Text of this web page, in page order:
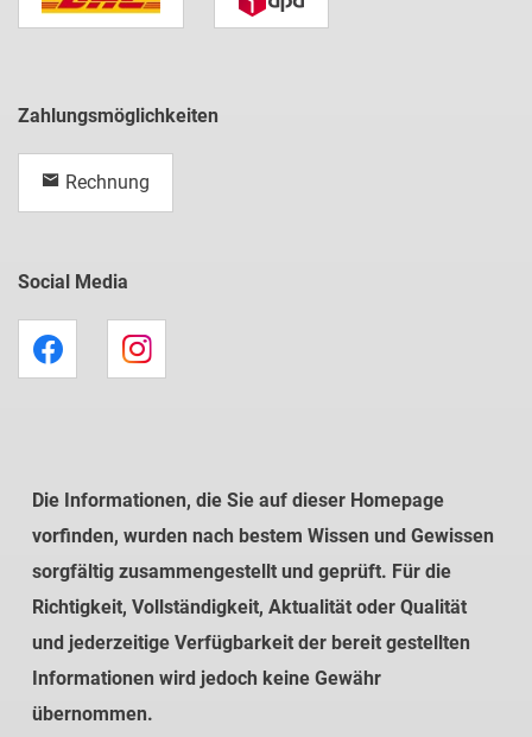
Zahlungsmöglichkeiten
Rechnung
Social Media
Die Informationen, die Sie auf dieser Homepage
vorfinden, wurden nach bestem Wissen und Gewissen
sorgfältig zusammengestellt und geprüft. Für die
Richtigkeit, Vollständigkeit, Aktualität oder Qualität
und jederzeitige Verfügbarkeit der bereit gestellten
Informationen wird jedoch keine Gewähr
übernommen.